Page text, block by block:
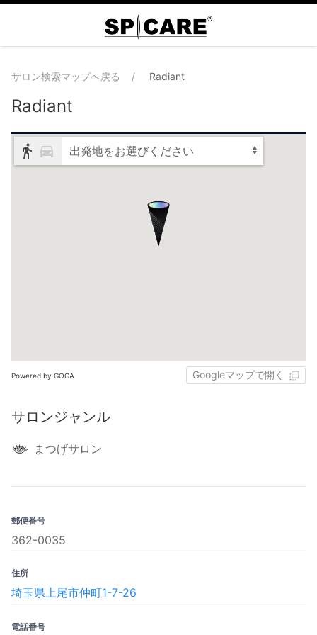
サロン検索マップへ戻る Radiant
Radiant
出発地をお選びください
Powered by GOGA Googleマップで開く
サロンジャンル
まつげサロン
郵便番号
362-0035
住所
埼玉県上尾市仲町1-7-26
電話番号